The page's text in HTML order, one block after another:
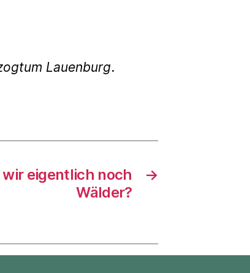
Lauenburg.
→
eigentlich noch
Wälder?